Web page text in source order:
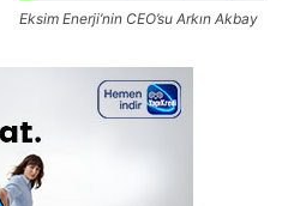
Eksim Enerji’nin CEO’su Arkın Akbay